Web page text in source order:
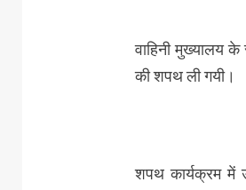
वाहिनी मुख्यालय के
की शपथ ली गयी।
शपथ कार्यक्रम में